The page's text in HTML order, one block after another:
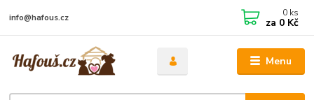
Menu
info@hafous.cz 0 ks
za 0 Kč